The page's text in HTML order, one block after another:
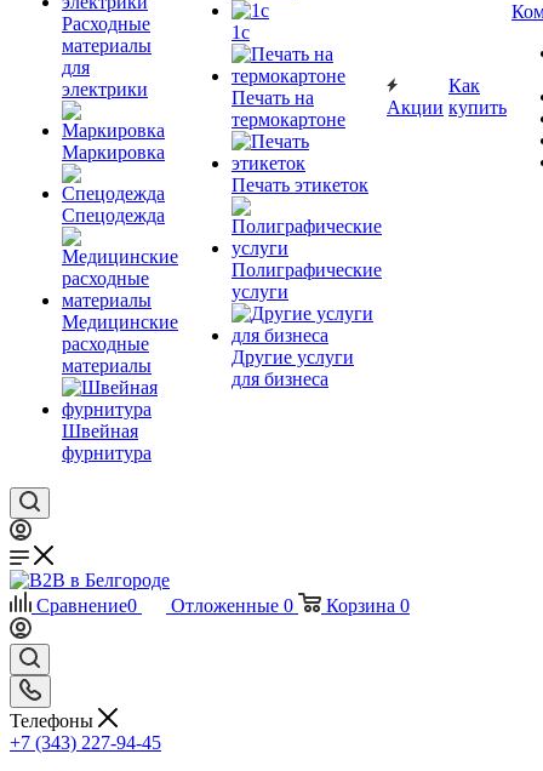
Расходные
материалы
для
электрики
Маркировка
Спецодежда
Медицинские
расходные
материалы
Швейная
фурнитура
1c
Печать на
термокартоне
Печать этикеток
Полиграфические
услуги
Другие услуги
для бизнеса
Акции
Как
купить
Сравнение0 Отложенные 0 Корзина 0
Телефоны
+7 (343) 227-94-45